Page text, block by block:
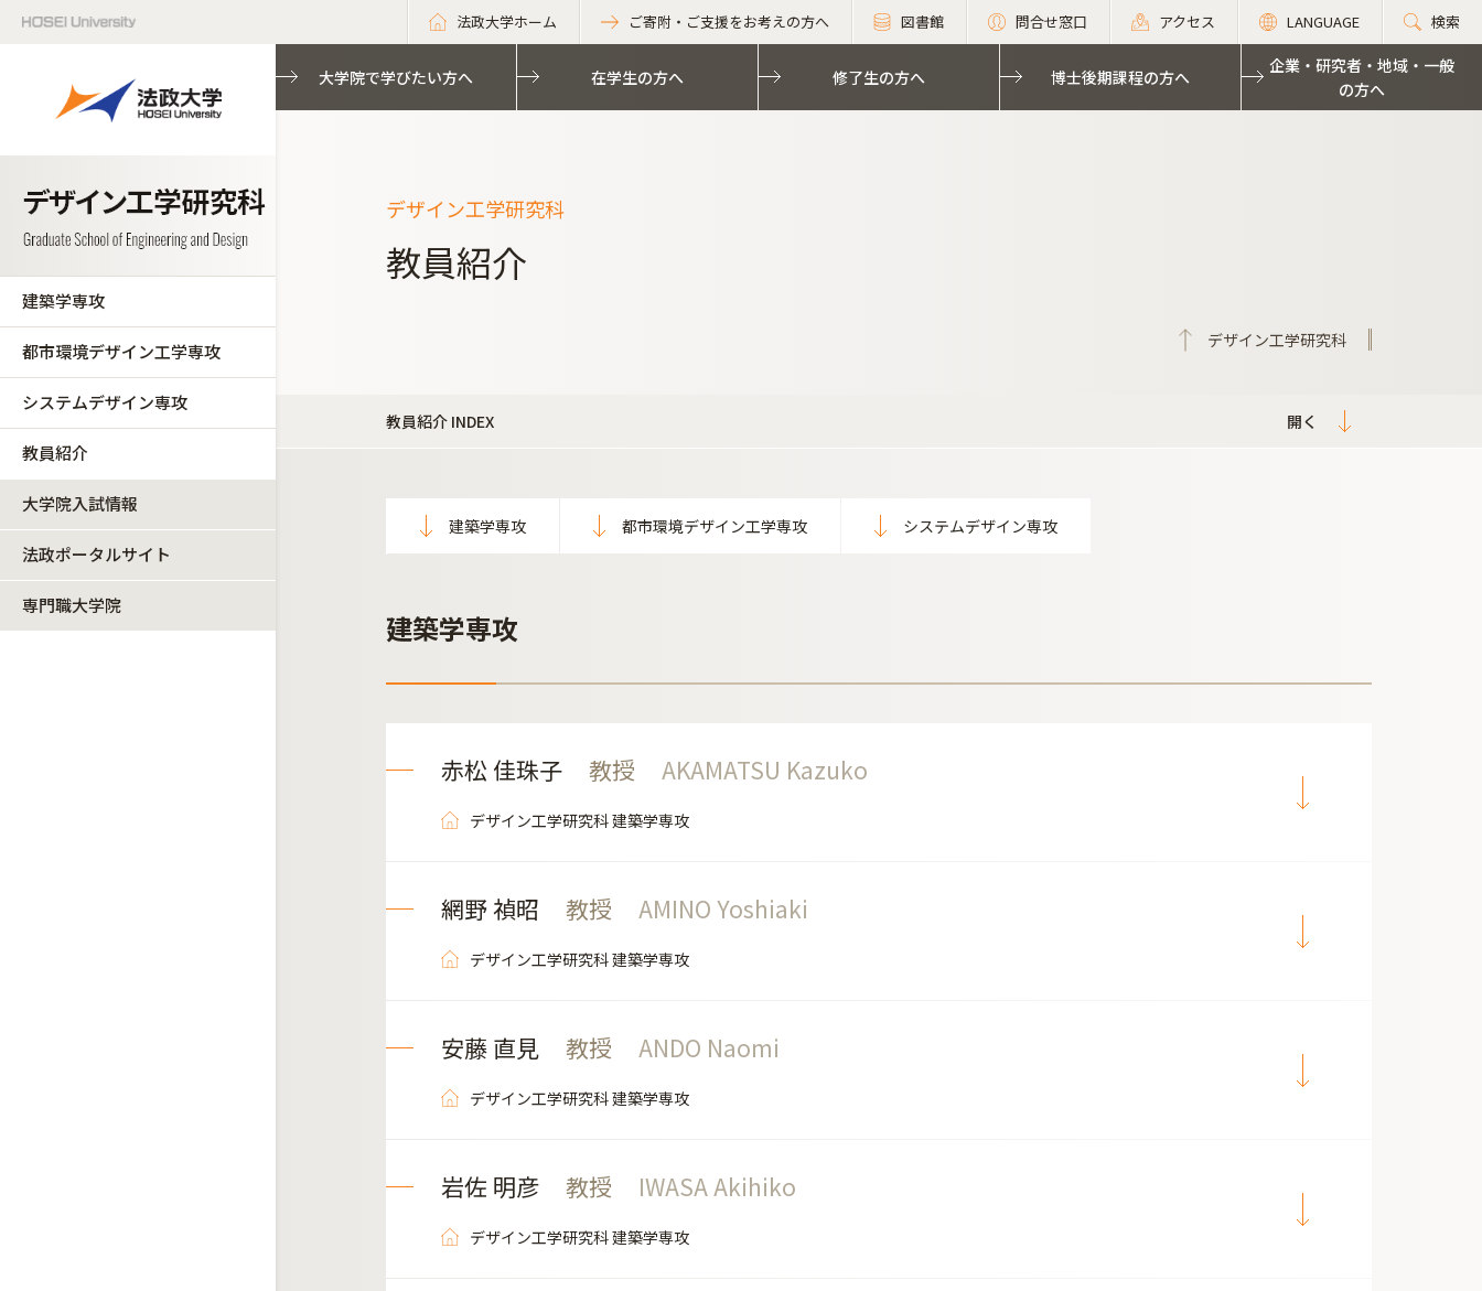
法政大学ホーム ご寄附・ご支援をお考えの方へ 図書館 問合せ窓口 アクセス LANGUAGE 検索
建築学専攻
都市環境デザイン工学専攻
システムデザイン専攻
教員紹介
大学院入試情報
法政ポータルサイト
専門職大学院
大学院で学びたい方へ 在学生の方へ 修了生の方へ 博士後期課程の方へ
企業・研究者・地域・一般
の方へ
デザイン工学研究科
教員紹介
デザイン工学研究科
教員紹介 INDEX
建築学専攻 都市環境デザイン工学専攻 システムデザイン専攻
建築学専攻
赤松 佳珠子 教授 AKAMATSU Kazuko
デザイン工学研究科 建築学専攻
網野 禎昭 教授 AMINO Yoshiaki
デザイン工学研究科 建築学専攻
安藤 直見 教授 ANDO Naomi
デザイン工学研究科 建築学専攻
岩佐 明彦 教授 IWASA Akihiko
デザイン工学研究科 建築学専攻